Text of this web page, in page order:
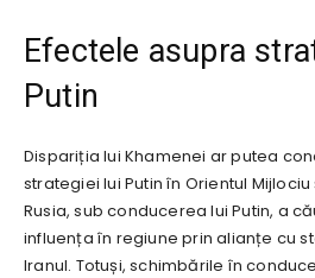
Efectele asupra
Putin
Dispariția lui Khamenei ar putea
strategiei lui Putin în Orientul
Rusia, sub conducerea lui Putin, a
influența în regiune prin alianțe cu
Iranul. Totuși, schimbările în